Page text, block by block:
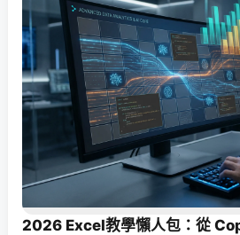
2026 Excel教學懶人包：從